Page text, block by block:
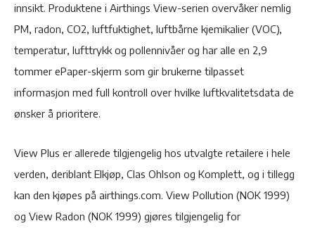
innsikt. Produktene i Airthings View-serien overvåker nemlig
PM, radon, CO2, luftfuktighet, luftbårne kjemikalier (VOC),
temperatur, lufttrykk og pollennivåer og har alle en 2,9
tommer ePaper-skjerm som gir brukerne tilpasset
informasjon med full kontroll over hvilke luftkvalitetsdata de
ønsker å prioritere.
View Plus er allerede tilgjengelig hos utvalgte retailere i hele
verden, deriblant Elkjøp, Clas Ohlson og Komplett, og i tillegg
kan den kjøpes på airthings.com. View Pollution (NOK 1999)
og View Radon (NOK 1999) gjøres tilgjengelig for